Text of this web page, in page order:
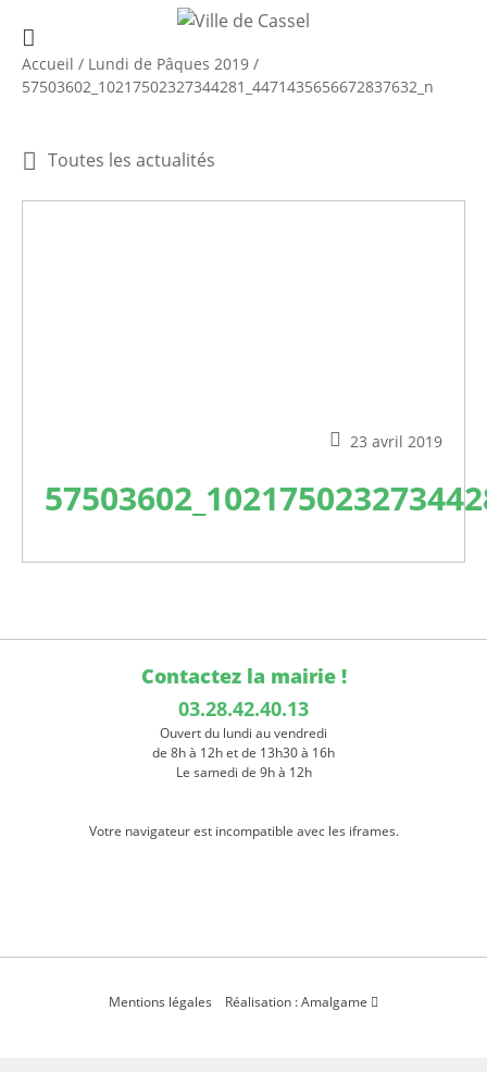
Accueil / Lundi de Pâques 2019 /
57503602_10217502327344281_4471435656672837632_n
Toutes les actualités
23 avril 2019
Contactez la mairie !
03.28.42.40.13
Ouvert du lundi au vendredi
de 8h à 12h et de 13h30 à 16h
Le samedi de 9h à 12h
Votre navigateur est incompatible avec les iframes.
Mentions légales Réalisation : Amalgame